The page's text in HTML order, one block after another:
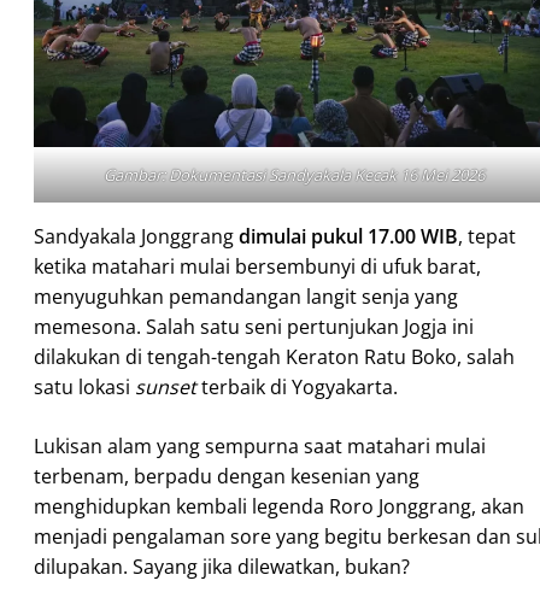
Gambar: Dokumentasi Sandyakala Kecak 16 Mei 2026
Sandyakala Jonggrangdimulai pukul 17.00 WIB, tepat
ketika matahari mulai bersembunyi di ufuk barat,
menyuguhkan pemandangan langit senja yang
memesona. Salah satu seni pertunjukan Jogja ini
dilakukan di tengah-tengah Keraton Ratu Boko, salah
satu lokasi sunsetterbaik di Yogyakarta.
Lukisan alam yang sempurna saat matahari mulai
terbenam, berpadu dengan kesenian yang
menghidupkan kembali legenda Roro Jonggrang, akan
menjadi pengalaman sore yang begitu berkesan dan
dilupakan. Sayang jika dilewatkan, bukan?